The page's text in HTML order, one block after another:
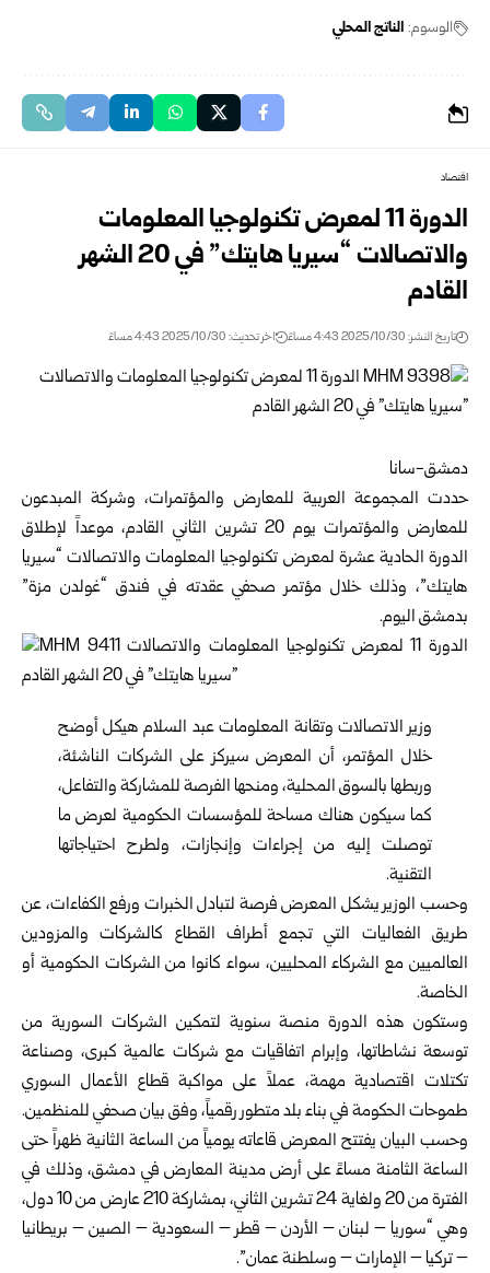
الوسوم: الناتج المحلي
اقتصاد
الدورة 11 لمعرض تكنولوجيا المعلومات
والاتصالات “سيريا هايتك” في 20 الشهر
القادم
تاريخ النشر: 2025/10/30 4:43 مساءً اخر تحديث: 2025/10/30 4:43 مساءً
دمشق-سانا
حددت المجموعة العربية للمعارض والمؤتمرات، وشركة المبدعون
للمعارض والمؤتمرات يوم 20 تشرين الثاني القادم، موعداً لإطلاق
الدورة الحادية عشرة لمعرض تكنولوجيا المعلومات والاتصالات “سيريا
هايتك”، وذلك خلال مؤتمر صحفي عقدته في فندق “غولدن مزة”
بدمشق اليوم.
وزير الاتصالات وتقانة المعلوماتعبد السلام هيكل أوضح
خلال المؤتمر، أن المعرض سيركز على الشركات الناشئة،
وربطها بالسوق المحلية، ومنحها الفرصة للمشاركة والتفاعل،
كما سيكون هناك مساحة للمؤسسات الحكومية لعرض ما
توصلت إليه من إجراءات وإنجازات، ولطرح احتياجاتها
التقنية.
وحسب الوزير يشكل المعرض فرصة لتبادل الخبرات ورفع الكفاءات، عن
طريق الفعاليات التي تجمع أطراف القطاع كالشركات والمزودين
العالميين مع الشركاء المحليين، سواء كانوا من الشركات الحكومية أو
الخاصة.
وستكون هذه الدورة منصة سنوية لتمكين الشركات السورية من
توسعة نشاطاتها، وإبرام اتفاقيات مع شركات عالمية كبرى، وصناعة
تكتلات اقتصادية مهمة، عملاً على مواكبة قطاع الأعمال السوري
طموحات الحكومة في بناء بلد متطور رقمياً، وفق بيان صحفي للمنظمين.
وحسب البيان يفتتح المعرض قاعاته يومياً من الساعة الثانية ظهراً حتى
الساعة الثامنة مساءً على أرض مدينة المعارض في دمشق، وذلك في
الفترة من 20 ولغاية 24 تشرين الثاني، بمشاركة 210 عارض من 10 دول،
وهي “سوريا – لبنان – الأردن – قطر – السعودية – الصين – بريطانيا
– تركيا – الإمارات – وسلطنة عمان”.